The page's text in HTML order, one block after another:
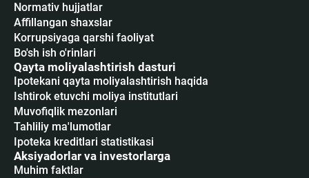
Normativ hujjatlar
Affillangan shaxslar
Korrupsiyaga qarshi faoliyat
Bo'sh ish o'rinlari
Qayta moliyalashtirish dasturi
Ipotekani qayta moliyalashtirish haqida
Ishtirok etuvchi moliya institutlari
Muvofiqlik mezonlari
Tahliliy ma'lumotlar
Ipoteka kreditlari statistikasi
Aksiyadorlar va investorlarga
Muhim faktlar